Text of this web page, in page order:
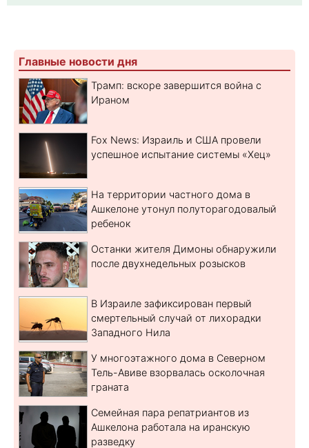
Главные новости дня
Трамп: вскоре завершится война с
Ираном
Fox News: Израиль и США провели
успешное испытание системы «Хец»
На территории частного дома в
Ашкелоне утонул полуторагодовалый
ребенок
Останки жителя Димоны обнаружили
после двухнедельных розысков
В Израиле зафиксирован первый
смертельный случай от лихорадки
Западного Нила
У многоэтажного дома в Северном
Тель-Авиве взорвалась осколочная
граната
Семейная пара репатриантов из
Ашкелона работала на иранскую
разведку